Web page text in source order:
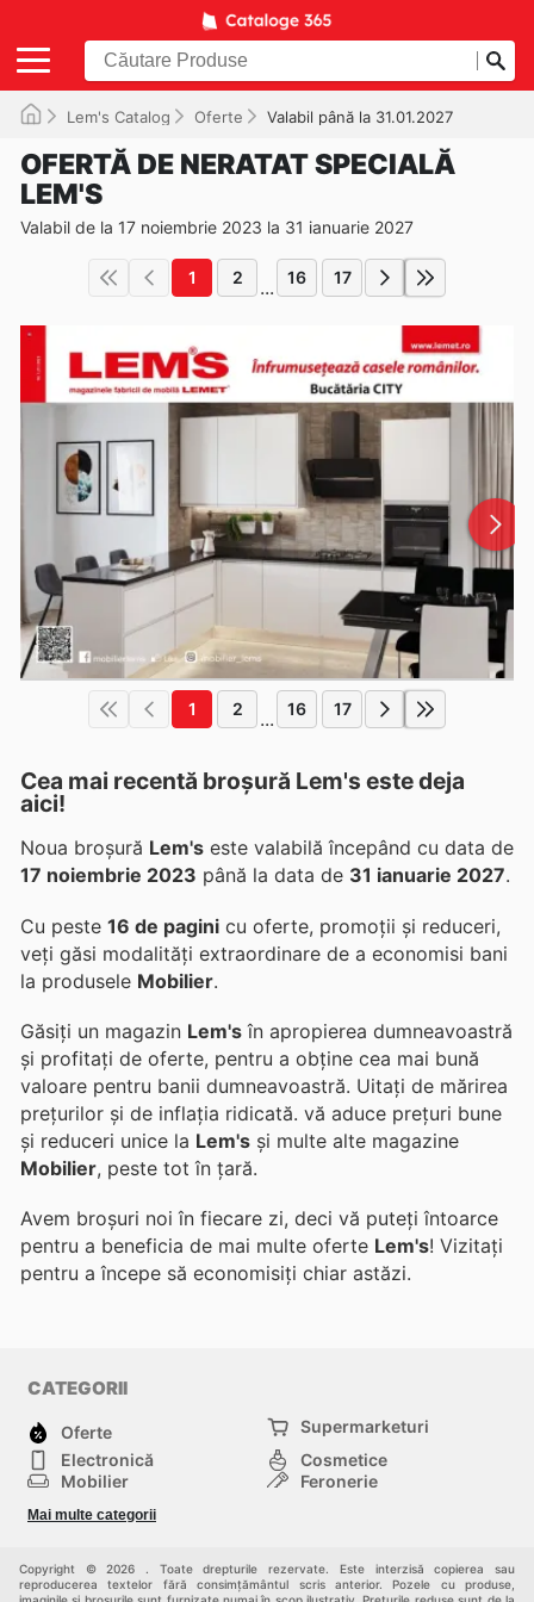
Lem's Catalog Oferte Valabil până la 31.01.2027
OFERTĂ DE NERATAT SPECIALĂ
LEM'S
Valabil de la 17 noiembrie 2023 la 31 ianuarie 2027
1 2 ... 16 17
1 2 ... 16 17
Cea mai recentă broșură Lem's este deja
aici!
Noua broșură Lem's este valabilă începând cu data de
17 noiembrie 2023 până la data de 31 ianuarie 2027.
Cu peste 16 de pagini cu oferte, promoții și reduceri,
veți găsi modalități extraordinare de a economisi bani
la produsele Mobilier.
Găsiți un magazin Lem's în apropierea dumneavoastră
și profitați de oferte, pentru a obține cea mai bună
valoare pentru banii dumneavoastră. Uitați de mărirea
prețurilor și de inflația ridicată. vă aduce prețuri bune
și reduceri unice la Lem's și multe alte magazine
Mobilier, peste tot în țară.
Avem broșuri noi în fiecare zi, deci vă puteți întoarce
pentru a beneficia de mai multe oferte Lem's! Vizitați
pentru a începe să economisiți chiar astăzi.
CATEGORII
Oferte
Supermarketuri
Electronică
Cosmetice
Mobilier
Feronerie
Copii
Mai multe categorii
Copyright © 2026 . Toate drepturile rezervate. Este interzisă copierea sau
reproducerea textelor fără consimțământul scris anterior. Pozele cu produse,